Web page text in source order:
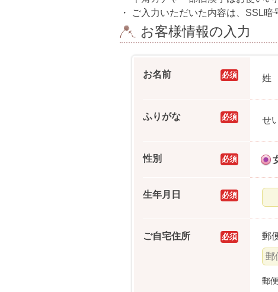
・
ご入力いただいた内容は、SSL暗
お客様情報の入力
必須
お名前 姓
必須
ふりがな せ
必須
性別
必須
生年月日
必須
ご自宅住所 郵
郵